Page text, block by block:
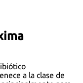
a la clase de